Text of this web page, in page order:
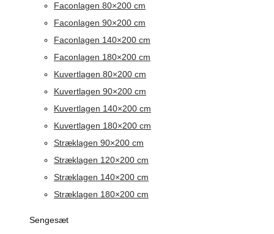
Faconlagen 80×200 cm
Faconlagen 90×200 cm
Faconlagen 140×200 cm
Faconlagen 180×200 cm
Kuvertlagen 80×200 cm
Kuvertlagen 90×200 cm
Kuvertlagen 140×200 cm
Kuvertlagen 180×200 cm
Stræklagen 90×200 cm
Stræklagen 120×200 cm
Stræklagen 140×200 cm
Stræklagen 180×200 cm
Sengesæt